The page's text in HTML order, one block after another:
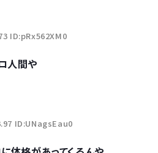
ID:pRx562XM0
人間や
ID:UNagsEau0